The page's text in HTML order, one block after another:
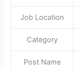
Job Location
Category
Post Name